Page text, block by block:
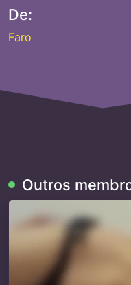
De:
Faro
Outros